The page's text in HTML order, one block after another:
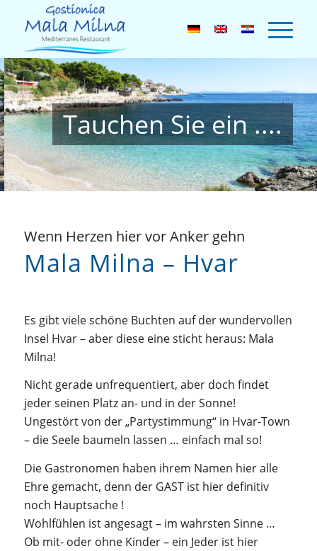
Tauchen Sie ein ....
Wenn Herzen hier vor Anker gehn
Mala Milna – Hvar
Es gibt viele schöne Buchten auf der wundervollen
Insel Hvar – aber diese eine sticht heraus: Mala
Milna!
Nicht gerade unfrequentiert, aber doch findet
jeder seinen Platz an- und in der Sonne!
Ungestört von der „Partystimmung“ in Hvar-Town
– die Seele baumeln lassen … einfach mal so!
Die Gastronomen haben ihrem Namen hier alle
Ehre gemacht, denn der GAST ist hier definitiv
noch Hauptsache !
Wohlfühlen ist angesagt – im wahrsten Sinne …
Ob mit- oder ohne Kinder – ein Jeder ist hier